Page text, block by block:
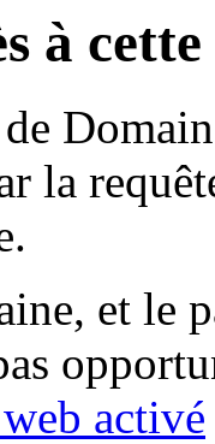
à
la
et le
activé